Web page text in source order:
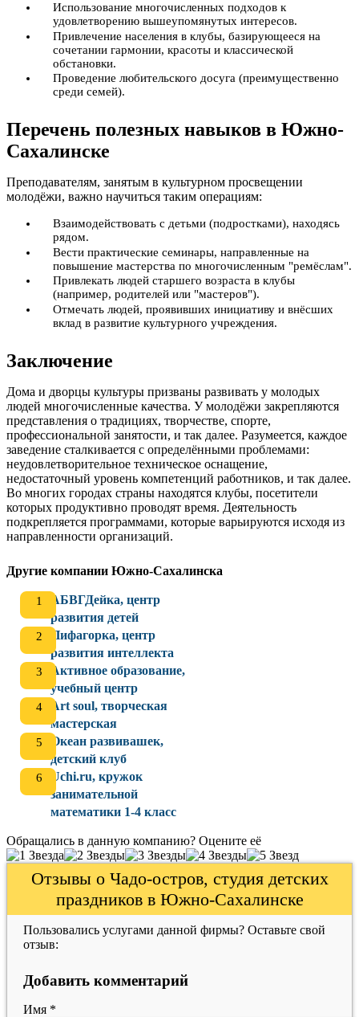
Использование многочисленных подходов к
удовлетворению вышеупомянутых интересов.
Привлечение населения в клубы, базирующееся на
сочетании гармонии, красоты и классической
обстановки.
Проведение любительского досуга (преимущественно
среди семей).
Перечень полезных навыков в Южно-
Сахалинске
Преподавателям, занятым в культурном просвещении
молодёжи, важно научиться таким операциям:
Взаимодействовать с детьми (подростками), находясь
рядом.
Вести практические семинары, направленные на
повышение мастерства по многочисленным "ремёслам".
Привлекать людей старшего возраста в клубы
(например, родителей или "мастеров").
Отмечать людей, проявивших инициативу и внёсших
вклад в развитие культурного учреждения.
Заключение
Дома и дворцы культуры призваны развивать у молодых
людей многочисленные качества. У молодёжи закрепляются
представления о традициях, творчестве, спорте,
профессиональной занятости, и так далее. Разумеется, каждое
заведение сталкивается с определёнными проблемами:
неудовлетворительное техническое оснащение,
недостаточный уровень компетенций работников, и так далее.
Во многих городах страны находятся клубы, посетители
которых продуктивно проводят время. Деятельность
подкрепляется программами, которые варьируются исходя из
направленности организаций.
Другие компании Южно-Сахалинска
АБВГДейка, центр
развития детей
Пифагорка, центр
развития интеллекта
Активное образование,
учебный центр
Art soul, творческая
мастерская
Океан развивашек,
детский клуб
Uchi.ru, кружок
занимательной
математики 1-4 класс
Обращались в данную компанию? Оцените её
Отзывы о Чадо-остров, студия детских
праздников в Южно-Сахалинске
Пользовались услугами данной фирмы? Оставьте свой
отзыв:
Добавить комментарий
Имя *